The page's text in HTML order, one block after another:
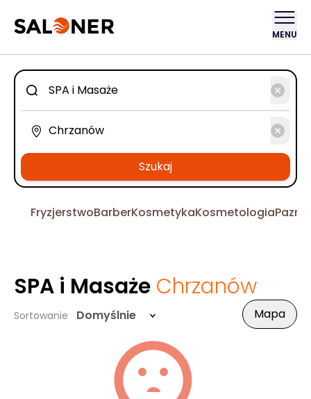
MENU
Szukaj
FryzjerstwoBarberKosmetykaKosmetologia
SPA i Masaże Chrzanów
Sortowanie Domyślnie Mapa